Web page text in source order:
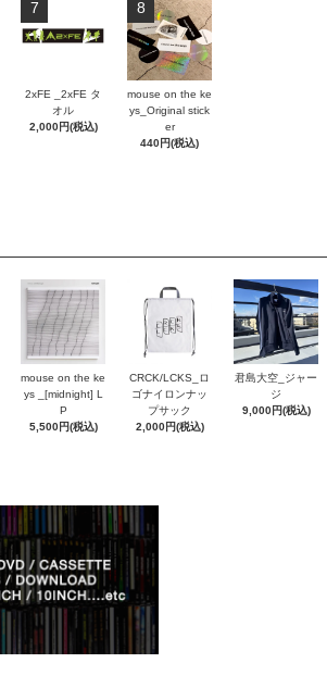
7
2xFE _2xFE タ
オル
2,000円(税込)
8
mouse on the ke
ys_Original stick
er
440円(税込)
mouse on the ke
ys _[midnight] L
P
5,500円(税込)
CRCK/LCKS_ロ
ゴナイロンナッ
プサック
2,000円(税込)
君島大空_ジャー
ジ
9,000円(税込)